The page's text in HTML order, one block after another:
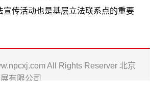
宣传活动也是基层立法联系点的重要
All Rights Reserver 北京
有限公司